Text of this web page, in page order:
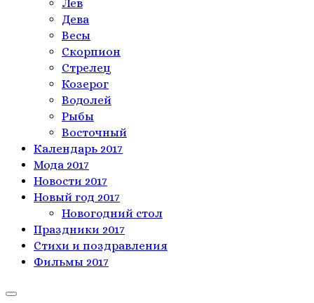
Лев
Дева
Весы
Скорпион
Стрелец
Козерог
Водолей
Рыбы
Восточный
Календарь 2017
Мода 2017
Новости 2017
Новый год 2017
Новогодний стол
Праздники 2017
Стихи и поздравления
Фильмы 2017